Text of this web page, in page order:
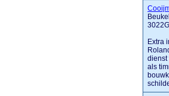
Extra
dienst
als